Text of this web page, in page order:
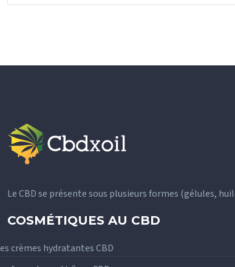
Le CBD se présente sous plusieurs formes (gélules,
COSMÉTIQUES AU CBD
crèmes hydratantes CBD